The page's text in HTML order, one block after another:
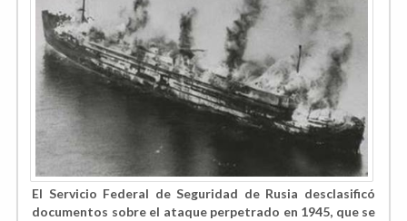
El Servicio Federal de Seguridad de Rusia desclasificó
documentos sobre el ataque perpetrado en 1945, que se